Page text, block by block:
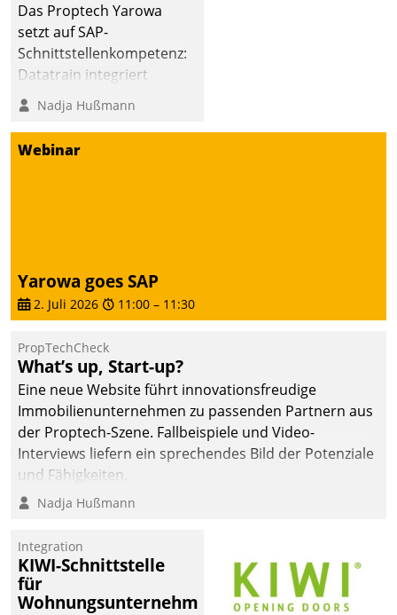
Das Proptech Yarowa
setzt auf SAP-
Schnittstellenkompetenz:
Datatrain integriert
Yarowas Portal zur
Vergabe und Verwaltung
von Aufträgen der
operativen
den Weg vom
Mieteranliegen zum
Nadja Hußmann
Webinar
Yarowa goes SAP
2. Juli 2026 11:00 – 11:30
PropTechCheck
What’s up, Start-up?
Eine neue Website führt innovationsfreudige
Immobilienunternehmen zu passenden Partnern aus
der Proptech-Szene. Fallbeispiele und Video-
Interviews liefern ein sprechendes Bild der Potenziale
und Fähigkeiten.
Nadja Hußmann
Integration
KIWI-Schnittstelle
für
Wohnungsunternehmen